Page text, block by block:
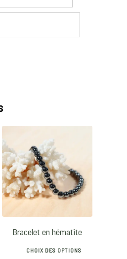
12€ 16€
Bracelet en hématite
CHOIX DES OPTIONS